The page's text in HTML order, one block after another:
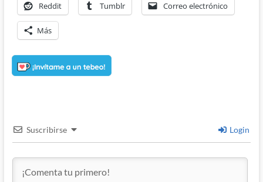
Reddit Tumblr Correo electrónico
Más
Suscribirse Login